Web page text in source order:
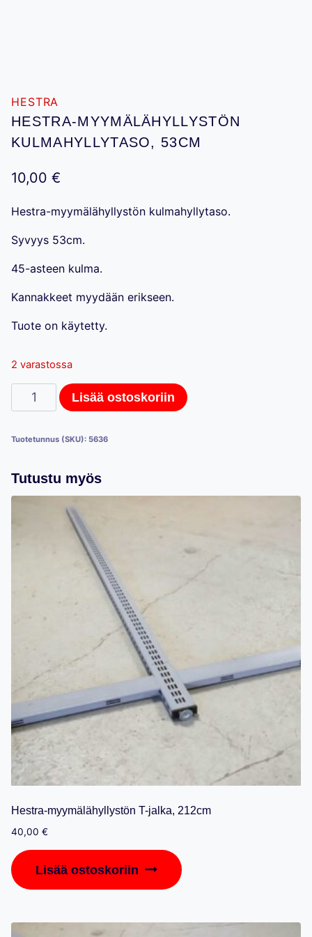
HESTRA
HESTRA-MYYMÄLÄHYLLYSTÖN
KULMAHYLLYTASO, 53CM
10,00 €
Hestra-myymälähyllystön kulmahyllytaso.
Syvyys 53cm.
45-asteen kulma.
Kannakkeet myydään erikseen.
Tuote on käytetty.
2 varastossa
Hestra-
myymälähyllystön
53cm
Lisää ostoskoriin
Tuotetunnus (SKU): 5636
Tutustu myös
Hestra-myymälähyllystön T-jalka, 212cm
40,00 €
Lisää ostoskoriin